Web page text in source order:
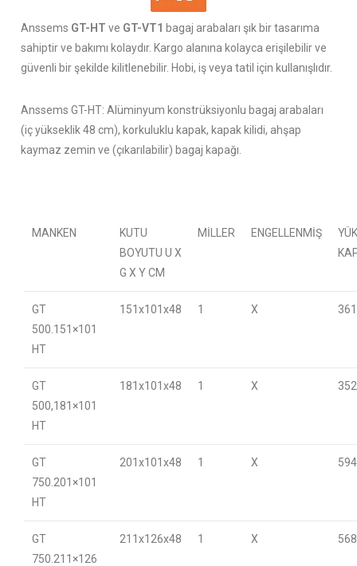
Anssems GT-HT ve GT-VT1 bagaj arabaları şık bir tasarıma
sahiptir ve bakımı kolaydır. Kargo alanına kolayca erişilebilir ve
güvenli bir şekilde kilitlenebilir. Hobi, iş veya tatil için kullanışlıdır.
Anssems GT-HT: Alüminyum konstrüksiyonlu bagaj arabaları
(iç yükseklik 48 cm), korkuluklu kapak, kapak kilidi, ahşap
kaymaz zemin ve (çıkarılabilir) bagaj kapağı.
MANKEN
KUTU
BOYUTU U X
G X Y CM
MILLER ENGELLENMIŞ
GT
500.151×101
HT
151x101x48 1 X
GT
500,181×101
HT
181x101x48 1 X
GT
750.201×101
HT
201x101x48 1 X
GT
750.211×126
211x126x48 1 X